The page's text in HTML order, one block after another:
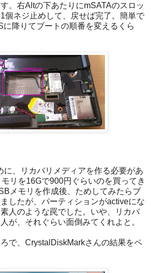
。右Altの下あたりにmSATAのスロッ
個ネジ止めして、戻せば完了。簡単で
に降りてブートの順番を変えるくら
に、リカバリメディアを作る必要があ
リを16Gで900円ぐらいのを買ってき
メモリを作成後、ためしてみたらブ
したが、パーティションがactiveにな
人のような罠でした。いや、リカバ
が、それぐらい面倒みてくれよと。
で、CrystalDiskMarkさんの結果をペ